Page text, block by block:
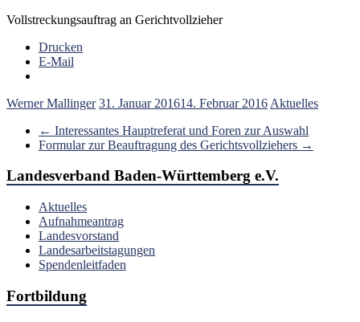
Vollstreckungsauftrag an Gerichtvollzieher
Drucken
E-Mail
Werner Mallinger 31. Januar 201614. Februar 2016 Aktuelles
← Interessantes Hauptreferat und Foren zur Auswahl
Formular zur Beauftragung des Gerichtsvollziehers →
Landesverband Baden-Württemberg e.V.
Aktuelles
Aufnahmeantrag
Landesvorstand
Landesarbeitstagungen
Spendenleitfaden
Fortbildung